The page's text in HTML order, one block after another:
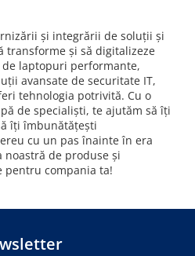
și integrării de soluții și
transforme și să digitalizeze
de laptopuri performante,
avansate de securitate IT,
tehnologia potrivită. Cu o
de specialiști, te ajutăm să îți
îți îmbunătățești
cu un pas înainte în era
noastră de produse și
pentru compania ta!